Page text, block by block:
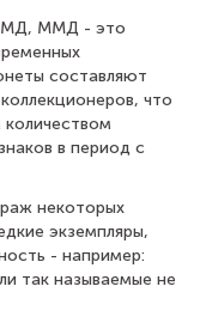
ММД - это
составляют
что
в период с
некоторых
экземпляры,
- например:
так называемые не